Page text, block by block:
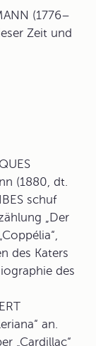
(1776–
Zeit und
(1880, dt.
schuf
„Der
des Katers
des
an.
„Cardillac“